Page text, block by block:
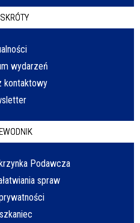
wydarzeń
kontaktowy
Podawcza
spraw